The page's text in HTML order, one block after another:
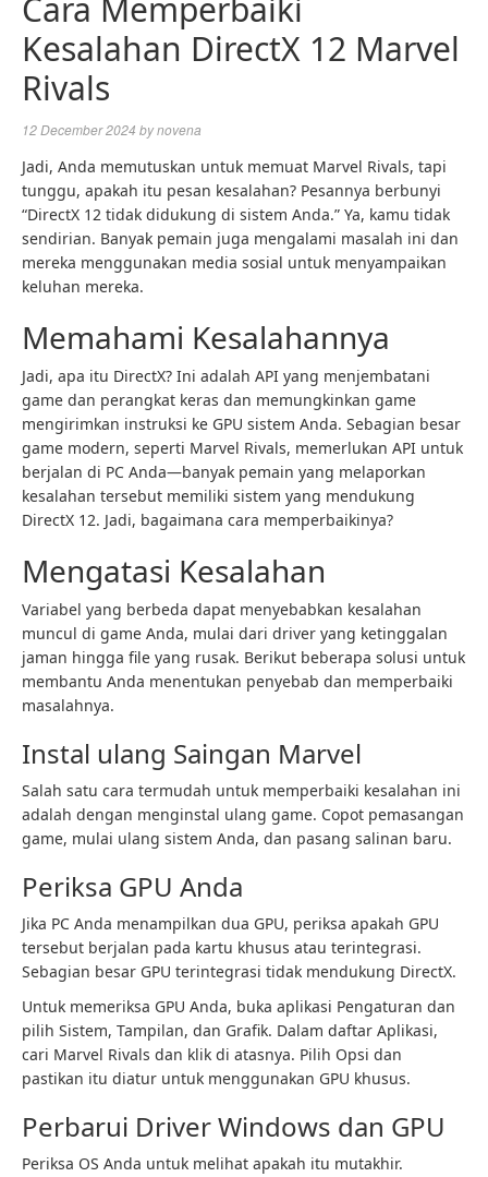
Cara Memperbaiki
Kesalahan DirectX 12 Marvel
Rivals
12 December 2024 bynovena
Jadi, Anda memutuskan untuk memuat Marvel Rivals, tapi
tunggu, apakah itu pesan kesalahan? Pesannya berbunyi
“DirectX 12 tidak didukung di sistem Anda.” Ya, kamu tidak
sendirian. Banyak pemain juga mengalami masalah ini dan
mereka menggunakan media sosial untuk menyampaikan
keluhan mereka.
Memahami Kesalahannya
Jadi, apa itu DirectX? Ini adalah API yang menjembatani
game dan perangkat keras dan memungkinkan game
mengirimkan instruksi ke GPU sistem Anda. Sebagian besar
game modern, seperti Marvel Rivals, memerlukan API untuk
berjalan di PC Anda—banyak pemain yang melaporkan
kesalahan tersebut memiliki sistem yang mendukung
DirectX 12. Jadi, bagaimana cara memperbaikinya?
Mengatasi Kesalahan
Variabel yang berbeda dapat menyebabkan kesalahan
muncul di game Anda, mulai dari driver yang ketinggalan
jaman hingga file yang rusak. Berikut beberapa solusi untuk
membantu Anda menentukan penyebab dan memperbaiki
masalahnya.
Instal ulang Saingan Marvel
Salah satu cara termudah untuk memperbaiki kesalahan ini
adalah dengan menginstal ulang game. Copot pemasangan
game, mulai ulang sistem Anda, dan pasang salinan baru.
Periksa GPU Anda
Jika PC Anda menampilkan dua GPU, periksa apakah GPU
tersebut berjalan pada kartu khusus atau terintegrasi.
Sebagian besar GPU terintegrasi tidak mendukung DirectX.
Untuk memeriksa GPU Anda, buka aplikasi Pengaturan dan
pilih Sistem, Tampilan, dan Grafik. Dalam daftar Aplikasi,
cari Marvel Rivals dan klik di atasnya. Pilih Opsi dan
pastikan itu diatur untuk menggunakan GPU khusus.
Perbarui Driver Windows dan GPU
Periksa OS Anda untuk melihat apakah itu mutakhir.